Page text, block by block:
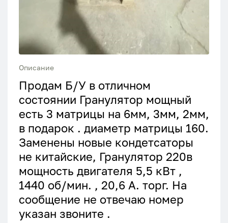
Описание
Продам Б/У в отличном
состоянии Гранулятор мощный
есть 3 матрицы на 6мм, 3мм, 2мм,
в подарок . диаметр матрицы 160.
Заменены новые кондетсаторы
не китайские, Гранулятор 220в
мощность двигателя 5,5 кВт ,
1440 об/мин. , 20,6 А. торг. На
сообщение не отвечаю номер
указан звоните .